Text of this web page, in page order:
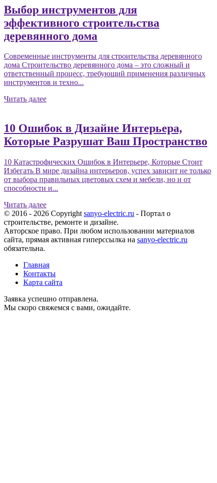
Выбор инструментов для
эффективного строительства
деревянного дома
Современные инструменты для строительства деревянного
дома Строительство деревянного дома – это сложный и
ответственный процесс, требующий применения различных
инструментов и техно...
Читать далее
10 Ошибок в Дизайне Интерьера,
Которые Разрушат Ваш Пространство
10 Катастрофических Ошибок в Интерьере, Которые Стоит
Избегать В мире дизайна интерьеров, успех зависит не только
от выбора правильных цветовых схем и мебели, но и от
способности и...
Читать далее
© 2016 - 2026 Copyright sanyo-electric.ru - Портал о
строительстве, ремонте и дизайне.
Авторское право. При любом использовании материалов
сайта, прямая активная гиперссылка на sanyo-electric.ru
обязательна.
Главная
Контакты
Карта сайта
Заявка успешно отправлена.
Мы скоро свяжемся с вами, ожидайте.